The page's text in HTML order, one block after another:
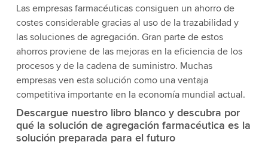
Las empresas farmacéuticas consiguen un ahorro de
costes considerable gracias al uso de la trazabilidad y
las soluciones de agregación. Gran parte de estos
ahorros proviene de las mejoras en la eficiencia de los
procesos y de la cadena de suministro. Muchas
empresas ven esta solución como una ventaja
competitiva importante en la economía mundial actual.
Descargue nuestro libro blanco y descubra por
qué la solución de agregación farmacéutica es la
solución preparada para el futuro